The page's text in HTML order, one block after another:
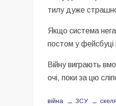
тилу дуже
Якщо система
постом у
Війну виграють
очі, поки за цю
війна ЗСУ скеля